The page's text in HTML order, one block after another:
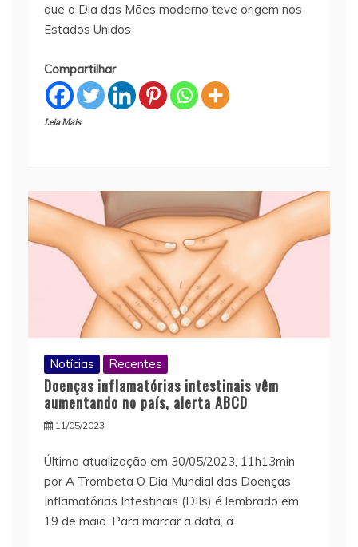
que o Dia das Mães moderno teve origem nos
Estados Unidos
Compartilhar
Leia Mais
Notícias Recentes
Doenças inflamatórias intestinais vêm
aumentando no país, alerta ABCD
11/05/2023
Última atualização em 30/05/2023, 11h13min
por A Trombeta O Dia Mundial das Doenças
Inflamatórias Intestinais (DIIs) é lembrado em
19 de maio. Para marcar a data, a